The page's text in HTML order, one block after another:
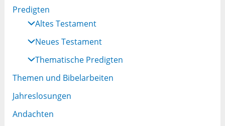
Predigten
Altes Testament
Neues Testament
Thematische Predigten
Themen und Bibelarbeiten
Jahreslosungen
Andachten